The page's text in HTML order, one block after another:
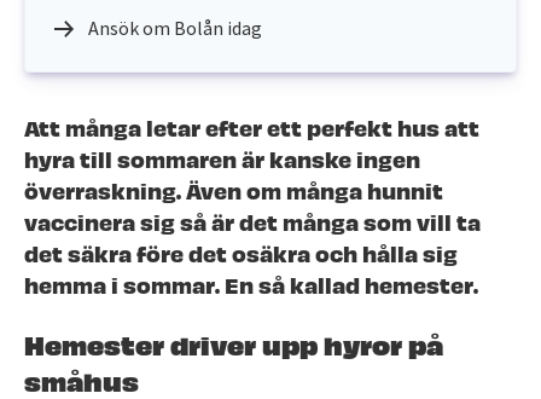
Ansök om Bolån idag
Att många letar efter ett perfekt hus att
hyra till sommaren är kanske ingen
överraskning. Även om många hunnit
vaccinera sig så är det många som vill ta
det säkra före det osäkra och hålla sig
hemma i sommar. En så kallad hemester.
Hemester driver upp hyror på
småhus